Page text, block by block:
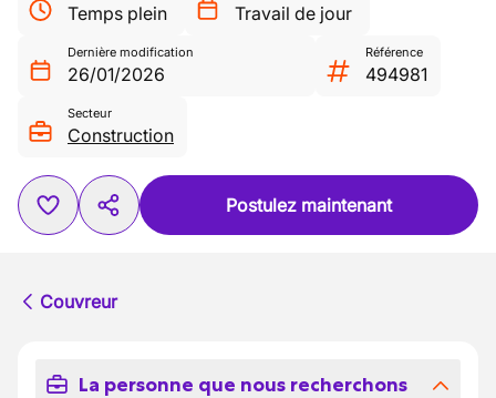
Temps plein Travail de jour
Dernière modification
26/01/2026
Référence
494981
Secteur
Construction
Postulez maintenant
Couvreur
La personne que nous recherchons